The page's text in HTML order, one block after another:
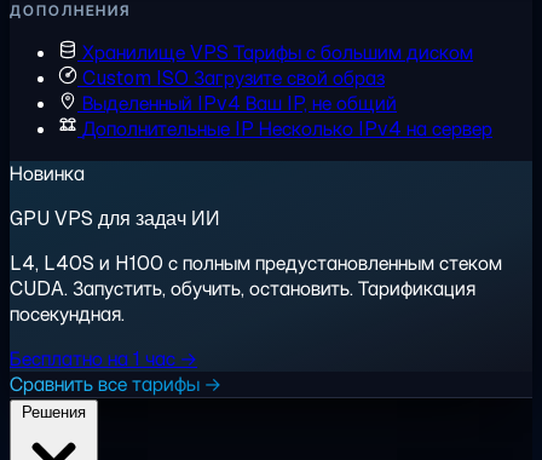
ДОПОЛНЕНИЯ
Хранилище VPS Тарифы с большим диском
Custom ISO Загрузите свой образ
Выделенный IPv4 Ваш IP, не общий
Дополнительные IP Несколько IPv4 на сервер
Новинка
GPU VPS для задач ИИ
L4, L40S и H100 с полным предустановленным стеком
CUDA. Запустить, обучить, остановить. Тарификация
посекундная.
Бесплатно на 1 час →
Сравнить все тарифы →